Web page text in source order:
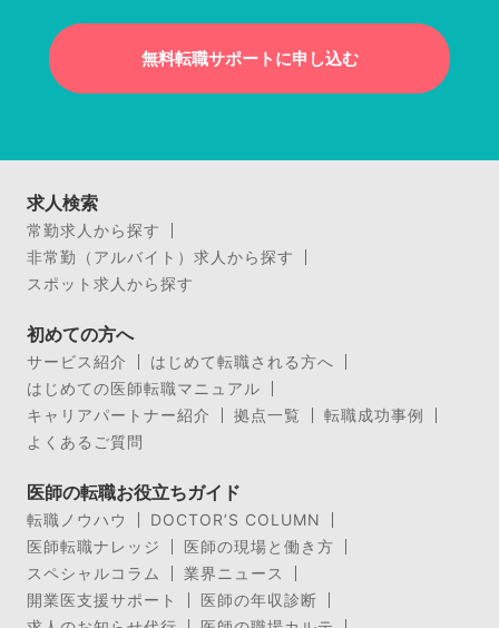
無料転職サポートに申し込む
求人検索
常勤求人から探す
非常勤（アルバイト）求人から探す
スポット求人から探す
初めての方へ
サービス紹介
はじめて転職される方へ
はじめての医師転職マニュアル
キャリアパートナー紹介
拠点一覧
転職成功事例
よくあるご質問
医師の転職お役立ちガイド
転職ノウハウ
DOCTOR’S COLUMN
医師転職ナレッジ
医師の現場と働き方
スペシャルコラム
業界ニュース
開業医支援サポート
医師の年収診断